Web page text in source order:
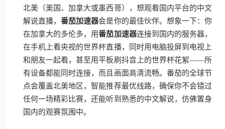
北美（美国、加拿大或墨西哥），想观看国内平台的中文
解说直播，番茄加速器会是你的最佳伙伴。想象一下：你
在加拿大的多伦多，用番茄加速器连接到国内的服务器，
在手机上看央视的世界杯直播，同时用电脑投屏到电视上
和朋友一起看，甚至用平板刷抖音上的世界杯花絮——所
有设备都能同时连接，而且画面高清流畅。番茄的全球节
点会覆盖北美地区，智能推荐最优线路，确保你不会错过
任何一场精彩比赛，还能听到熟悉的中文解说，仿佛置身
国内的观赛氛围中。